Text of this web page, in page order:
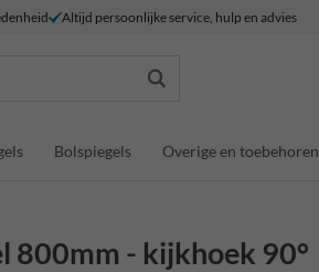
Altijd persoonlijke service, hulp en advies
Bolspiegels Overige en toebehoren
800mm - kijkhoek 90°